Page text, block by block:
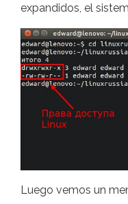
expandidos, el
Luego vemos un